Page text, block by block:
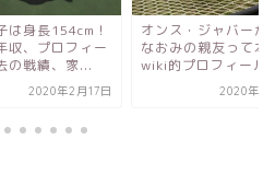
ジャバーが大坂
親友って本当？
ロフィール...
2020年10月1日
大坂なおみの最新愛
ケットはコレ！話題
ューズのほか、試合